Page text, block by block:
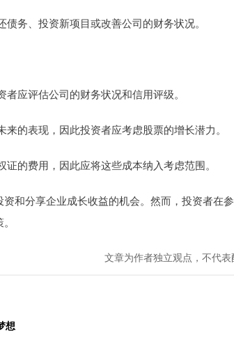
务、投资新项目或改善公司的财务状况。
应评估公司的财务状况和信用评级。
的表现，因此投资者应考虑股票的增长潜力。
的费用，因此应将这些成本纳入考虑范围。
和分享企业成长收益的机会。然而，投资者在
文章为作者独立观点，不代
想